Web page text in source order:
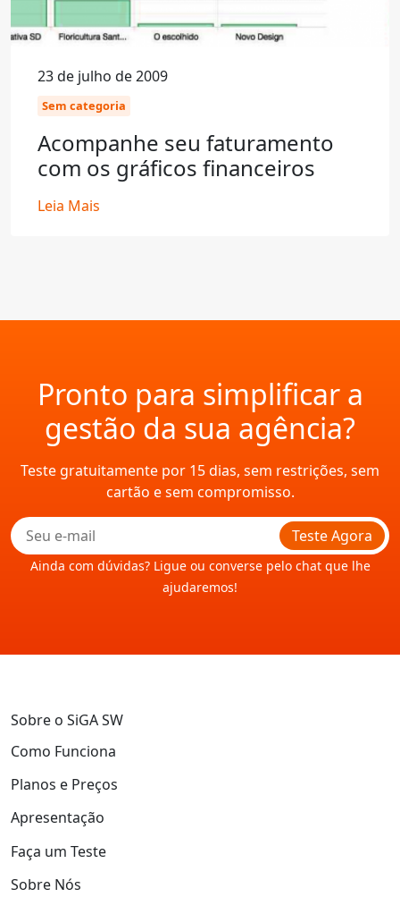
23 de julho de 2009
Sem categoria
Acompanhe seu faturamento
com os gráficos financeiros
Leia Mais
Pronto para simplificar a
gestão da sua agência?
Teste gratuitamente por 15 dias, sem restrições, sem
cartão e sem compromisso.
Teste Agora
Ainda com dúvidas? Ligue ou converse pelo chat que lhe
ajudaremos!
Sobre o SiGA SW
Como Funciona
Planos e Preços
Apresentação
Faça um Teste
Sobre Nós